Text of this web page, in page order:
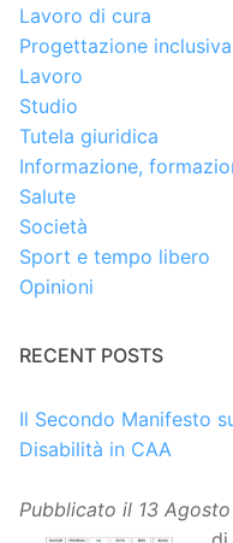
Lavoro di cura
Progettazione inclusiva
Lavoro
Studio
Tutela giuridica
Informazione,
Salute
Società
Sport e tempo libero
Opinioni
RECENT POSTS
Il Secondo Manifesto
Disabilità in CAA
Pubblicato il 13